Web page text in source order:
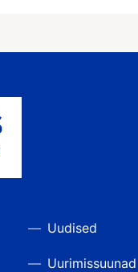
Uudised
Uurimissuunad